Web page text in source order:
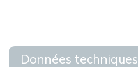
Données techniques